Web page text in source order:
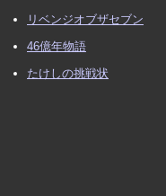
リベンジオブザセブン
46億年物語
たけしの挑戦状